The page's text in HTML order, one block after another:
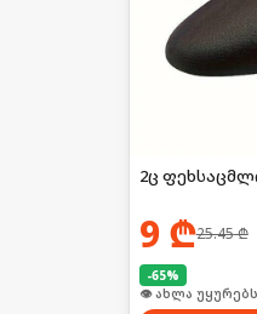
2ც
9₾25.45₾
-65%
🛒 ბოლო 24სთ-